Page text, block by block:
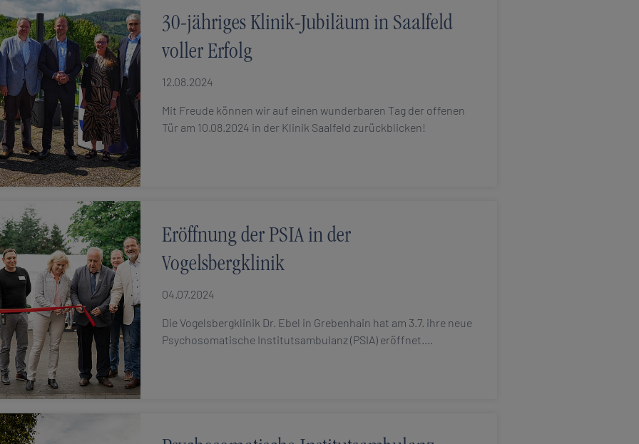
30-jähriges Klinik-Jubiläum in Saalfeld
voller Erfolg
12.08.2024
Mit Freude können wir auf einen wunderbaren Tag der offenen
Tür am 10.08.2024 in der Klinik Saalfeld zurückblicken!
Eröffnung der PSIA in der
Vogelsbergklinik
04.07.2024
Die Vogelsbergklinik Dr. Ebel in Grebenhain hat am 3.7. ihre neue
Psychosomatische Institutsambulanz (PSIA) eröffnet.…